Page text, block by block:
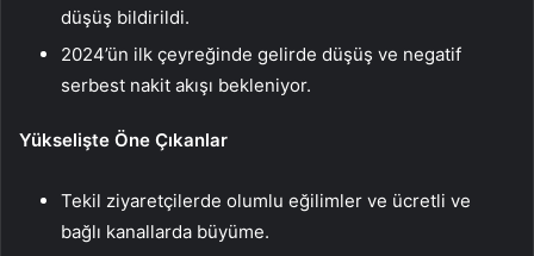
düşüş bildirildi.
2024’ün ilk çeyreğinde gelirde düşüş ve negatif
serbest nakit akışı bekleniyor.
Yükselişte Öne Çıkanlar
Tekil ziyaretçilerde olumlu eğilimler ve ücretli ve
bağlı kanallarda büyüme.